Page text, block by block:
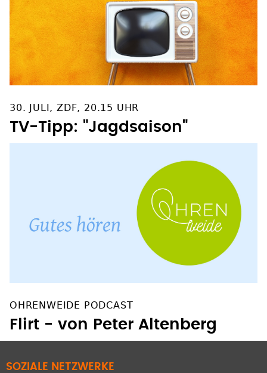
30. JULI, ZDF, 20.15 UHR
TV-Tipp: "Jagdsaison"
OHRENWEIDE PODCAST
Flirt - von Peter Altenberg
SOZIALE NETZWERKE